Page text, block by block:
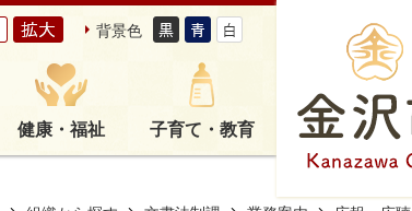
背景色
健康・福祉 子育て・教育